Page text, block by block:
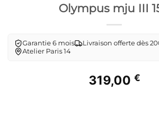
Olympus mju III
Garantie 6 mois
Livraison offerte dès
Atelier Paris 14
319,00 €